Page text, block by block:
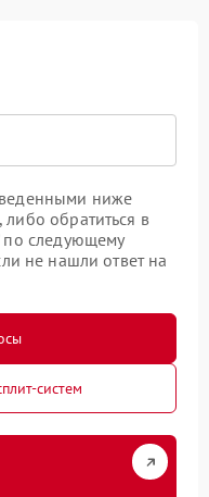
ниже
обратиться в
по следующему
не нашли ответ на
систем